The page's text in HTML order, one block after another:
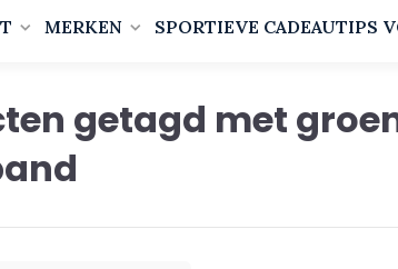
MERKEN SPORTIEVE CADEAUTIPS
getagd met